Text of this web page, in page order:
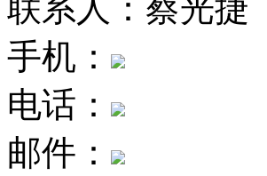
联系人：蔡光捷
手机：
电话：
邮件：